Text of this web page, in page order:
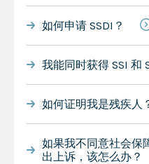
如何申请 SSDI？
我能同时获得 SSI 和
如何证明我是残疾人
如果我不同意社会保
出上诉，该怎么办？